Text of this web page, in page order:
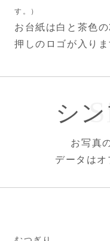
す。）
お台紙は白と茶色
押しのロゴが入りま
シ
お写真
データはオ